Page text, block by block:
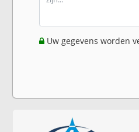
Uw gegevens worden